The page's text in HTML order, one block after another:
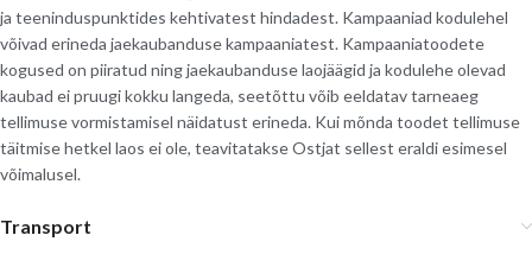
ja teeninduspunktides kehtivatest hindadest. Kampaaniad kodulehel
võivad erineda jaekaubanduse kampaaniatest. Kampaaniatoodete
kogused on piiratud ning jaekaubanduse laojäägid ja kodulehe olevad
kaubad ei pruugi kokku langeda, seetõttu võib eeldatav tarneaeg
tellimuse vormistamisel näidatust erineda. Kui mõnda toodet tellimuse
täitmise hetkel laos ei ole, teavitatakse Ostjat sellest eraldi esimesel
võimalusel.
Transport